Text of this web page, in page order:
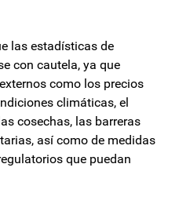
las estadísticas de
con cautela, ya que
como los precios
climáticas, el
cosechas, las barreras
así como de medidas
que puedan